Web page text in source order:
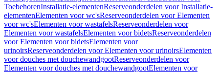
ToebehorenInstallatie-elementenReserveonderdelen voor Installatie-
elementenElementen voor wc'sReserveonderdelen voor Elementen
voor wc'sElementen voor wastafelsReserveonderdelen voor
Elementen voor wastafelsElementen voor bidetsReserveonderdelen
voor Elementen voor bidetsElementen voor
urinoirsReserveonderdelen voor Elementen voor urinoirsElementen
voor douches met douchewandgootReserveonderdelen voor
Elementen voor douches met douchewandgootElementen voor